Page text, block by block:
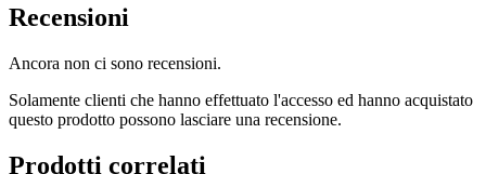
Recensioni
Ancora non ci sono recensioni.
Solamente clienti che hanno effettuato l'accesso ed hanno acquistato
questo prodotto possono lasciare una recensione.
Prodotti correlati